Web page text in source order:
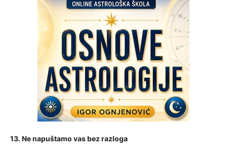
13. Ne napuštamo vas bez razloga